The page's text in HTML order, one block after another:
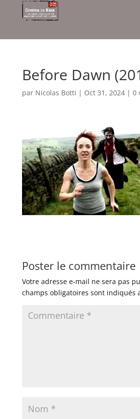
Before Dawn
par Nicolas Botti | Oct 31, 2024| 0
Poster le commentaire
Votre adresse e-mail ne sera pas
champs obligatoires sont indiqués